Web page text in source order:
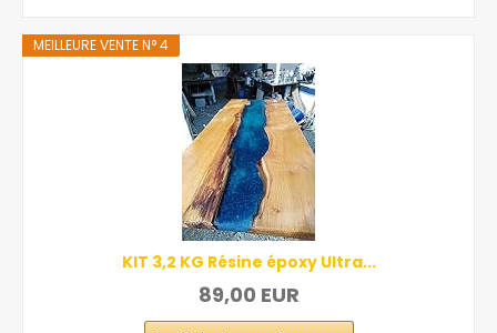
MEILLEURE VENTE N° 4
KIT 3,2 KG Résine époxy Ultra...
89,00 EUR